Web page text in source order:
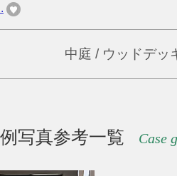
中庭 / ウッドデッ
写真参考一覧 Case